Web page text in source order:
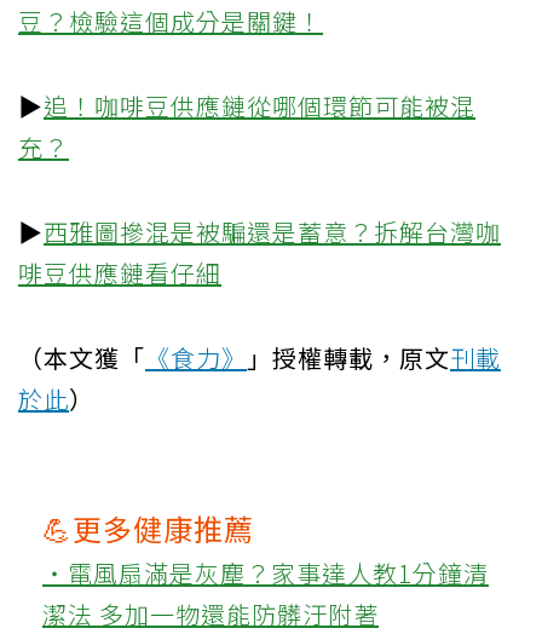
豆？檢驗這個成分是關鍵！
▶追！咖啡豆供應鏈從哪個環節可能被混
充？
▶西雅圖摻混是被騙還是蓄意？拆解台灣咖
啡豆供應鏈看仔細
（本文獲「 《食力》 」授權轉載，原文刊載
於此）
💪更多健康推薦
‧電風扇滿是灰塵？家事達人教1分鐘清
潔法 多加一物還能防髒汙附著